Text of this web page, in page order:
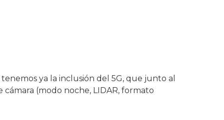
ya la inclusión del 5G, que junto al
(modo noche, LIDAR, formato